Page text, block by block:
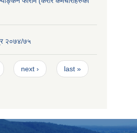
२०७४/७५
next › last »